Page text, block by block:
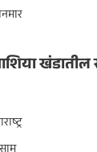
खंडातील